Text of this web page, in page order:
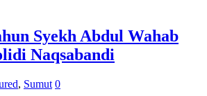
Syekh Abdul Wahab
Naqsabandi
, Sumut 0